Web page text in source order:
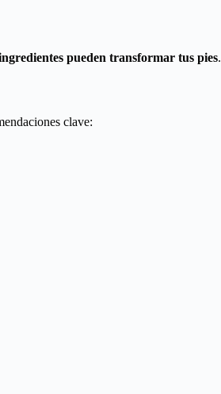
pueden transformar tus pies.
clave: